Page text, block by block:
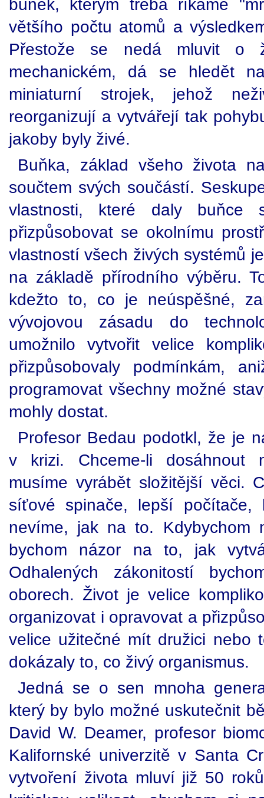
buněk, kterým třeba říkáme
většího počtu atomů a
Přestože se nedá mluvit o
mechanickém, dá se hledět
miniaturní strojek, jehož
reorganizují a vytvářejí tak
jakoby byly živé.
Buňka, základ všeho života
součtem svých součástí.
vlastnosti, které daly buňce
přizpůsobovat se okolnímu
vlastností všech živých systémů
na základě přírodního výběru.
kdežto to, co je neúspěšné,
vývojovou zásadu do
umožnilo vytvořit velice
přizpůsobovaly podmínkám,
programovat všechny možné
mohly dostat.
Profesor Bedau podotkl, že je
v krizi. Chceme-li dosáhnout
musíme vyrábět složitější věci.
síťové spinače, lepší
nevíme, jak na to. Kdybychom
bychom názor na to, jak
Odhalených zákonitostí
oborech. Život je velice
organizovat i opravovat a
velice užitečné mít družici nebo
dokázaly to, co živý organismus.
Jedná se o sen mnoha
který by bylo možné uskutečnit
David W. Deamer, profesor
Kalifornské univerzitě v Santa
vytvoření života mluví již 50